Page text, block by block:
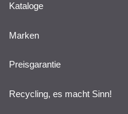
Kataloge
Marken
Preisgarantie
Recycling, es macht Sinn!